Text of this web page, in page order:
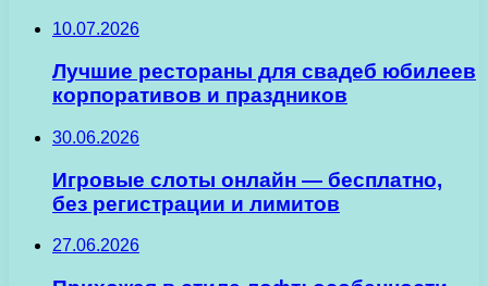
10.07.2026
Лучшие рестораны для свадеб юбилеев
корпоративов и праздников
30.06.2026
Игровые слоты онлайн — бесплатно,
без регистрации и лимитов
27.06.2026